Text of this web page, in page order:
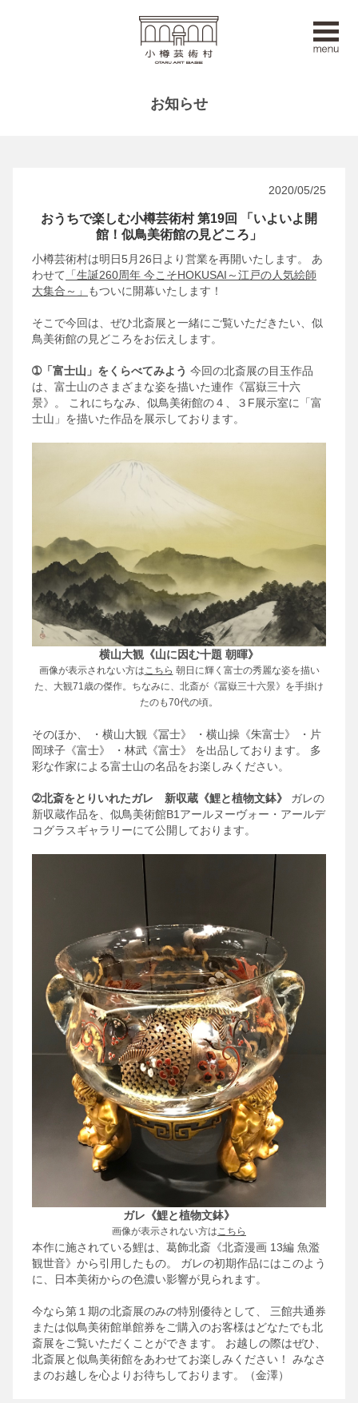
お知らせ
2020/05/25
おうちで楽しむ小樽芸術村 第19回 「いよいよ開
館！似鳥美術館の見どころ」
小樽芸術村は明日5月26日より営業を再開いたします。
あ
わせて
「生誕260周年 今こそHOKUSAI～江戸の人気絵師
大集合～」
もついに開幕いたします！
そこで今回は、ぜひ北斎展と一緒にご覧いただきたい、似
鳥美術館の見どころをお伝えします。
➀「富士山」をくらべてみよう 今回の北斎展の目玉作品
は、富士山のさまざまな姿を描いた連作《冨嶽三十六
景》。
これにちなみ、似鳥美術館の４、３F展示室に「富
士山」を描いた作品を展示しております。
横山大観《山に因む十題 朝暉》
画像が表示されない方は こちら 朝日に輝く富士の秀麗な姿を描い
た、大観71歳の傑作。ちなみに、北斎が《冨嶽三十六景》を手掛け
たのも70代の頃。
そのほか、 ・横山大観《冨士》 ・横山操《朱富士》
・片
岡球子《富士》
・林武《富士》 を出品しております。
多
彩な作家による富士山の名品をお楽しみください。
➁北斎をとりいれたガレ 新収蔵《鯉と植物文鉢》
ガレの
新収蔵作品を、似鳥美術館B1アールヌーヴォー・アールデ
コグラスギャラリーにて公開しております。
ガレ《鯉と植物文鉢》
画像が表示されない方は こちら
本作に施されている鯉は、葛飾北斎《北斎漫画 13編 魚濫
観世音》から引用したもの。
ガレの初期作品にはこのよう
に、日本美術からの色濃い影響が見られます。
今なら第１期の北斎展のみの特別優待として、
三館共通券
または似鳥美術館単館券をご購入のお客様はどなたでも北
斎展をご覧いただくことができます。
お越しの際はぜひ、
北斎展と似鳥美術館をあわせてお楽しみください！
みなさ
まのお越しを心よりお待ちしております。（金澤）